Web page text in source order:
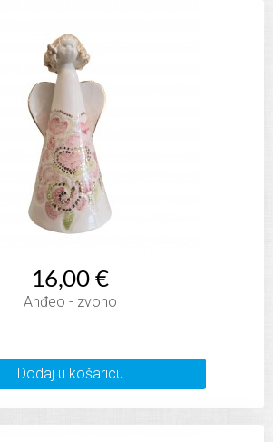
16,00 €
Anđeo - zvono
Dodaj u košaricu